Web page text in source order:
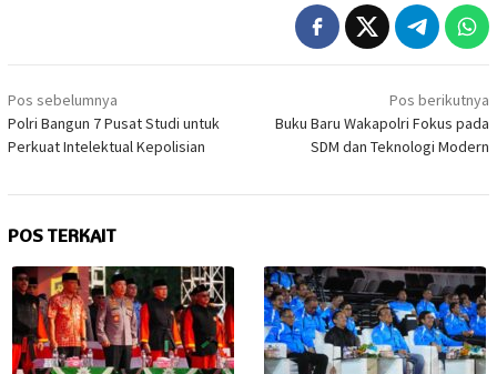
Navigasi
pos
Pos sebelumnya
Polri Bangun 7 Pusat Studi untuk
Perkuat Intelektual Kepolisian
Pos berikutnya
Buku Baru Wakapolri Fokus pada
SDM dan Teknologi Modern
POS TERKAIT